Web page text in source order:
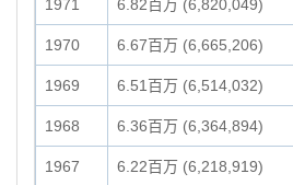
1971 6.82百万 (6,820,049)
1970 6.67百万 (6,665,206)
1969 6.51百万 (6,514,032)
1968 6.36百万 (6,364,894)
1967 6.22百万 (6,218,919)